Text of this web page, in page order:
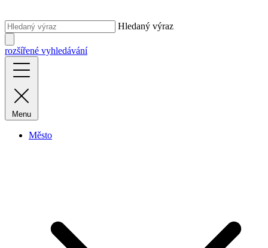
Hledaný výraz
rozšířené vyhledávání
Menu
Město